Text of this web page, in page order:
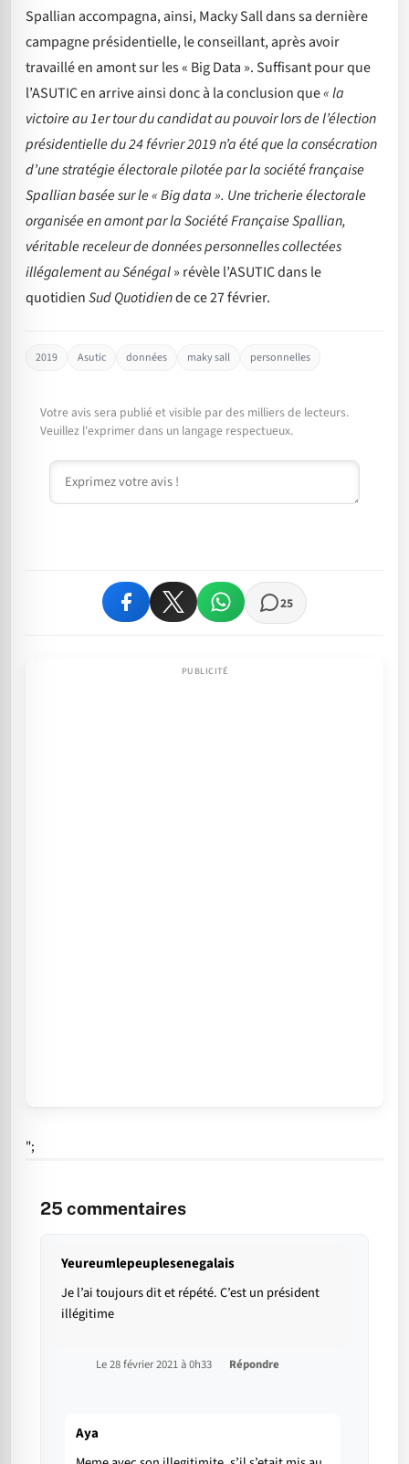
Spallian accompagna, ainsi, Macky Sall dans sa dernière
campagne présidentielle, le conseillant, après avoir
travaillé en amont sur les « Big Data ». Suffisant pour que
l’ASUTIC en arrive ainsi donc à la conclusion que« la
victoire au 1er tour du candidat au pouvoir lors de l’élection
présidentielle du 24 février 2019 n’a été que la consécration
d’une stratégie électorale pilotée par la société française
Spallian basée sur le « Big data ». Une tricherie électorale
organisée en amont par la Société Française Spallian,
véritable receleur de données personnelles collectées
illégalement au Sénégal» révèle l’ASUTIC dans le
quotidienSud Quotidiende ce 27 février.
2019 Asutic données maky sall personnelles
Votre avis sera publié et visible par des milliers de lecteurs.
Veuillez l'exprimer dans un langage respectueux.
Commentaire
25
";
25 commentaires
Yeureumlepeuplesenegalais
Je l’ai toujours dit et répété. C’est un président
illégitime
Le 28 février 2021 à 0h33 Répondre
Aya